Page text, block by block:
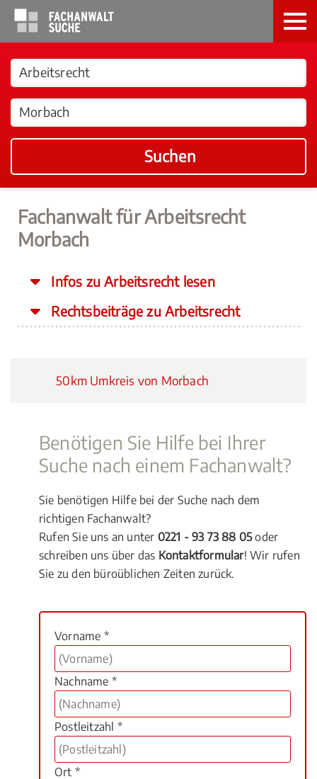
Suchen
Fachanwalt für Arbeitsrecht
Morbach
Infos zu Arbeitsrecht lesen
Rechtsbeiträge zu Arbeitsrecht
50km Umkreis von Morbach
Benötigen Sie Hilfe bei Ihrer
Suche nach einem Fachanwalt?
Sie benötigen Hilfe bei der Suche nach dem
richtigen Fachanwalt?
Rufen Sie uns an unter 0221 - 93 73 88 05oder
schreiben uns über das Kontaktformular! Wir rufen
Sie zu den büroüblichen Zeiten zurück.
Vorname *
Nachname *
Postleitzahl *
Ort *